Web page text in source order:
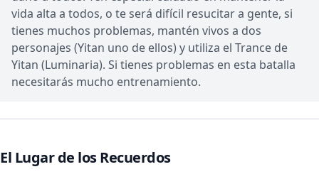
vida alta a todos, o te será difícil resucitar a gente, si
tienes muchos problemas, mantén vivos a dos
personajes (Yitan uno de ellos) y utiliza el Trance de
Yitan (Luminaria). Si tienes problemas en esta batalla
necesitarás mucho entrenamiento.
El Lugar de los Recuerdos